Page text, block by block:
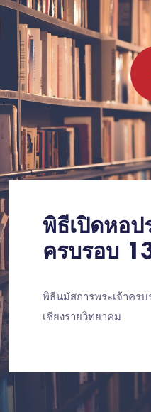
พิธีเปิดหอป
ครบรอบ
พิธีนมัสการพระเจ้าครบ
เชียงรายวิทยาคม